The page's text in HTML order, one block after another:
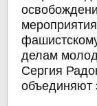
делам
Сергия
объединяют